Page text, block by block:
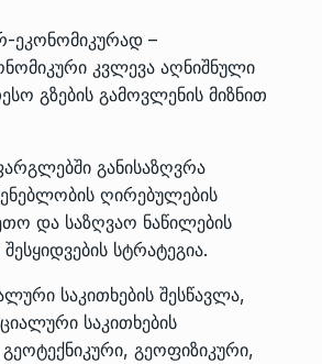
ეკონომიკურად –
კვლევა აღნიშნული
გზების გამოვლენის მიზნით
განისაზღვრა
ღირებულების
და საზღვაო ნაწილების
სტრატეგია.
საკითხების შესწავლა,
საკითხების
გეოტექნიკური, გეოფიზიკური,